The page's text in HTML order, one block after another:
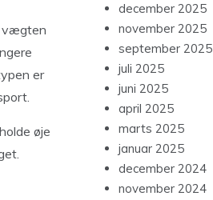
vægten
er
øje
december 2025
november 2025
september 2025
juli 2025
juni 2025
april 2025
marts 2025
januar 2025
december 2024
november 2024